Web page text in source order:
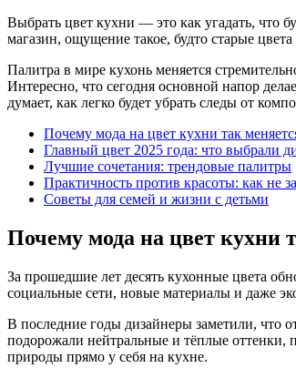
Выбрать цвет кухни — это как угадать, что
магазин, ощущение такое, будто старые
Палитра в мире кухонь меняется
Интересно, что сегодня основной напор
думает, как легко будет убрать следы от
Почему мода на цвет кухни так
Главный цвет 2025 года: что выбрали
Лучшие сочетания: трендовые палитры
Практичность против красоты: как не
Советы для семей и жизни с детьми
Почему мода на цвет кухни
За прошедшие лет десять кухонные цвета
социальные сети, новые материалы и даже
В последние годы дизайнеры заметили, что
подорожали нейтральные и тёплые оттенки,
природы прямо у себя на кухне.